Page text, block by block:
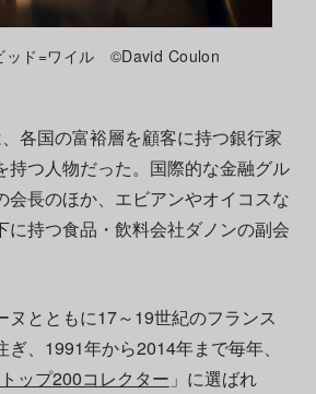
ッド=ワイル ©David Coulon
各国の富裕層を顧客に持つ銀行家
持つ人物だった。国際的な金融グル
会長のほか、エビアンやオイコスな
に持つ食品・飲料会社ダノンの副会
ヌとともに17～19世紀のフランス
、1991年から2014年まで毎年、
トップ200コレクター 」に選ばれ